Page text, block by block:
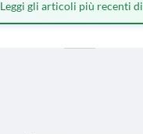
Leggi gli articoli più recenti di